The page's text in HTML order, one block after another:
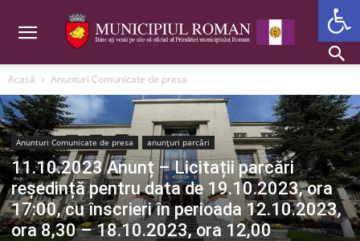
Acasă Anunturi Comunicate de presa
Anunturi Comunicate de presa anunțuri parcări
11.10.2023 Anunț – Licitații parcări
reședință pentru data de 19.10.2023, ora
17:00, cu înscrieri în perioada 12.10.2023,
ora 8,30 – 18.10.2023, ora 12,00